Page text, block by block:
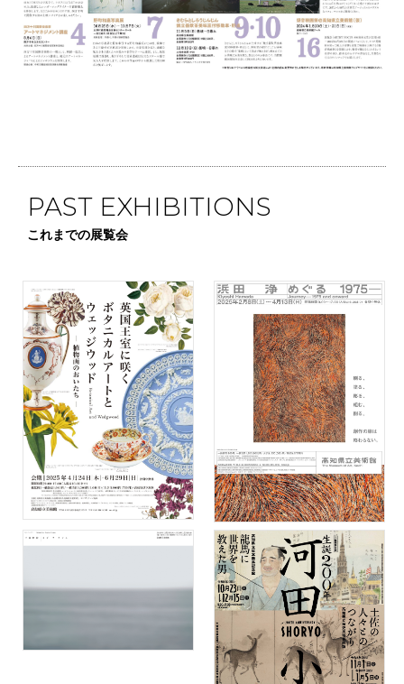
PAST EXHIBITIONS
これまでの展覧会